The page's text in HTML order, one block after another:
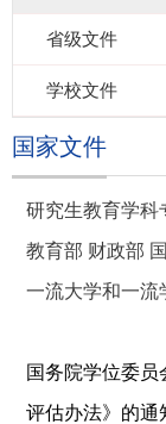
省级文件
学校文件
国家文件
研究生教育学科
教育部 财政部
一流大学和一流
国务院学位委
评估办法》的通